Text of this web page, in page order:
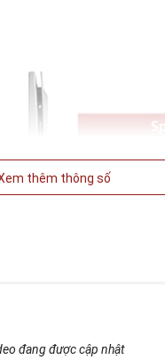
thêm thông số
đang được cập nhật